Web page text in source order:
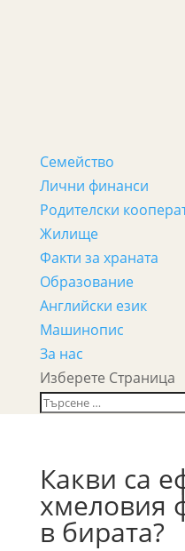
Семейство
Лични финанси
Родителски
Жилище
Факти за храната
Образование
Английски език
Машинопис
За нас
Изберете Страница
Какви са
хмеловия
в бирата?